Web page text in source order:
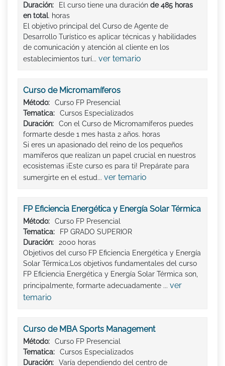
Duración:
El curso tiene una duración de 485 horas
en total. horas
El objetivo principal del Curso de Agente de
Desarrollo Turístico es aplicar técnicas y habilidades
de comunicación y atención al cliente en los
establecimientos turí... ver temario
Curso de Micromamíferos
Método:
Curso FP Presencial
Tematica:
Cursos Especializados
Duración:
Con el Curso de Micromamíferos puedes
formarte desde 1 mes hasta 2 años. horas
Si eres un apasionado del reino de los pequeños
mamíferos que realizan un papel crucial en nuestros
ecosistemas ¡Este curso es para ti! Prepárate para
sumergirte en el estud... ver temario
FP Eficiencia Energética y Energía Solar Térmica
Método:
Curso FP Presencial
Tematica:
FP GRADO SUPERIOR
Duración:
2000 horas
Objetivos del curso FP Eficiencia Energética y Energía
Solar Térmica:Los objetivos fundamentales del curso
FP Eficiencia Energética y Energía Solar Térmica son,
principalmente, formarte adecuadamente ... ver
temario
Curso de MBA Sports Management
Método:
Curso FP Presencial
Tematica:
Cursos Especializados
Duración:
Varía dependiendo del centro de